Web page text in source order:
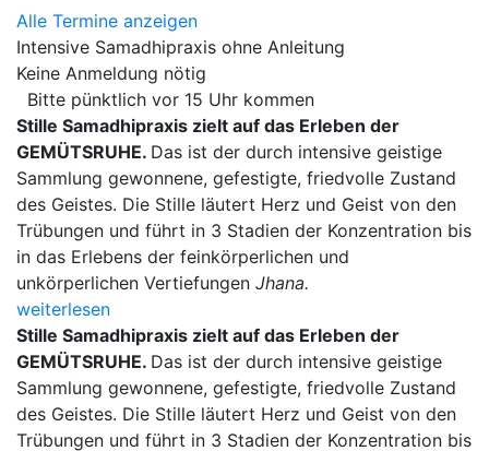
Alle Termine anzeigen
Intensive Samadhipraxis ohne Anleitung
Keine Anmeldung nötig
Bitte pünktlich vor 15 Uhr kommen
Stille Samadhipraxis zielt auf das Erleben der
GEMÜTSRUHE. Das ist der durch intensive geistige
Sammlung gewonnene, gefestigte, friedvolle Zustand
des Geistes. Die Stille läutert Herz und Geist von den
Trübungen und führt in 3 Stadien der Konzentration bis
in das Erlebens der feinkörperlichen und
unkörperlichen Vertiefungen Jhana.
weiterlesen
Stille Samadhipraxis zielt auf das Erleben der
GEMÜTSRUHE. Das ist der durch intensive geistige
Sammlung gewonnene, gefestigte, friedvolle Zustand
des Geistes. Die Stille läutert Herz und Geist von den
Trübungen und führt in 3 Stadien der Konzentration bis